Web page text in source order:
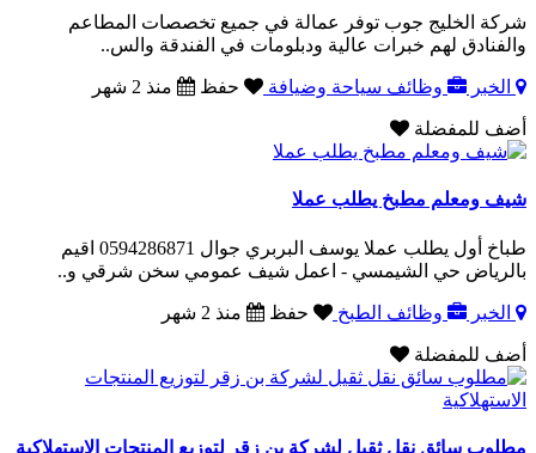
شركة الخليج جوب توفر عمالة في جميع تخصصات المطاعم
والفنادق لهم خبرات عالية ودبلومات في الفندقة والس..
الخبر وظائف سياحة وضيافة حفظ منذ 2 شهر
أضف للمفضلة
شيف ومعلم مطبخ يطلب عملا
طباخ أول يطلب عملا يوسف البربري جوال 0594286871 اقيم
بالرياض حي الشيمسي - اعمل شيف عمومي سخن شرقي و..
الخبر وظائف الطبخ حفظ منذ 2 شهر
أضف للمفضلة
مطلوب سائق نقل ثقيل لشركة بن زقر لتوزيع المنتجات الاستهلاكية